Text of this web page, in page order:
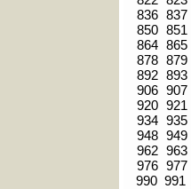
836 837
850 851
864 865
878 879
892 893
906 907
920 921
934 935
948 949
962 963
976 977
990 991